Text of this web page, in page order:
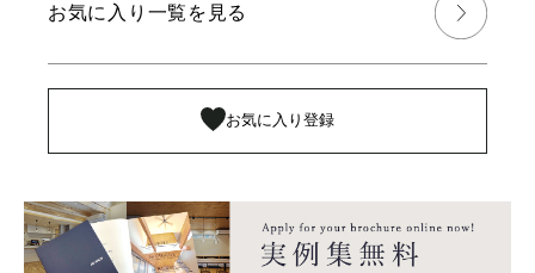
お気に入り登録
お気に入り一覧を見る